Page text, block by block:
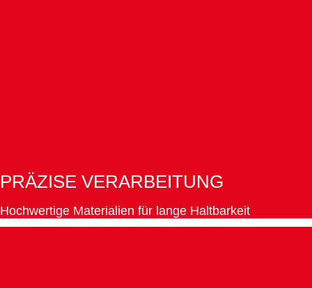
PRÄZISE VERARBEITUNG
Hochwertige Materialien für lange Haltbarkeit